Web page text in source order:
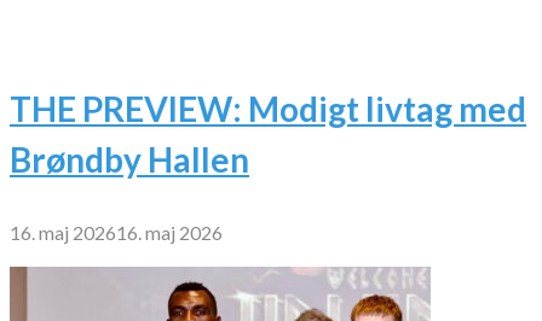
THE PREVIEW: Modigt livtag med
Brøndby Hallen
16. maj 202616. maj 2026